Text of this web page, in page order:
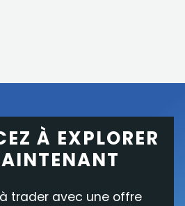
À EXPLORER
trader avec une offre